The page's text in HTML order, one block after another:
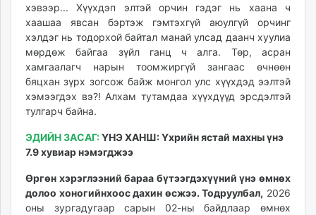
хэвээр... Хүүхдэп элтэй орчин гэдэг нь хаана ч
хаашаа явсан бэртэж гэмтэхгүй аюулгүй орчинг
хэлдэг нь тодорхой байтал манай улсад даанч хуулиа
мөрдөж байгаа зүйл ганц ч алга. Төр, асран
хамгаалагч нарын тоомжиргүй зангаас өчнөөн
бяцхан зүрх зогсож байж монгол улс хүүхдэд ээлтэй
хэмээгдэх вэ?! Алхам тутамдаа хүүхдүүд эрсдэлтэй
тулгарч байна.
ЭДИЙН ЗАСАГ:ҮНЭ ХАНШ: Үхрийн ястай махны үнэ
7.9 хувиар нэмэгджээ
Өргөн хэрэглээний бараа бүтээгдэхүүний үнэ өмнөх
долоо хоногийнхоос дахин өсжээ. Тодруулбал, 2026
оны зургадугаар сарын 02-ны байдлаар өмнөх